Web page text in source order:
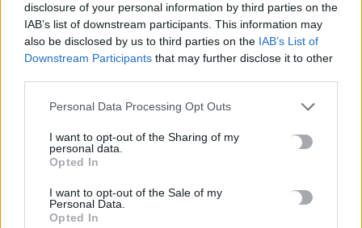
disclosure of your personal information by third parties on the
IAB’s list of downstream participants. This information may
also be disclosed by us to third parties on the IAB’s List of
Downstream Participants that may further disclose it to other
Personal Data Processing Opt Outs
I want to opt-out of the Sharing of my
personal data.
Opted In
I want to opt-out of the Sale of my
Personal Data.
Opted In
8 Αυγούστου, 2026
ΣΧΕΤΙΚΆ ΆΡΘΡΑ